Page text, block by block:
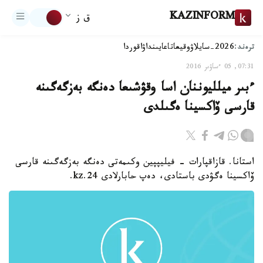
KAZINFORM ق ز
ترەند:2026-سايلاۋ وقيعاتاعايىنداۋاقوردا
07:31, 05 ءساۋىر 2016
ءبىر ميلليوننان اسا وقۋشىعا دەنگە بەزگەگىنە
قارسى ۆاكسينا ەگىلدى
استانا. قازاقپارات - فيليپپين وكىمەتى دەنگە بەزگەگىنە قارسى
ۆاكسينا ەگۋدى باستادى، دەپ حابارلادى 24.kz.